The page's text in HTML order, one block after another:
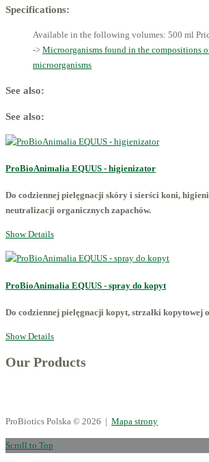
Specifications:
Available in the following volumes: 500 ml
-> Microorganisms found in the compositions
microorganisms
See also:
See also:
ProBioAnimalia EQUUS - higienizator
Do codziennej pielęgnacji skóry i sierści koni,
neutralizacji organicznych zapachów.
Show Details
ProBioAnimalia EQUUS - spray do kopyt
Do codziennej pielęgnacji kopyt, strzałki kopytowej
Show Details
Our Products
ProBiotics Polska © 2026 | Mapa strony
Scroll to Top